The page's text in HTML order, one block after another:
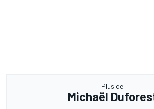
Plus de
Michaël